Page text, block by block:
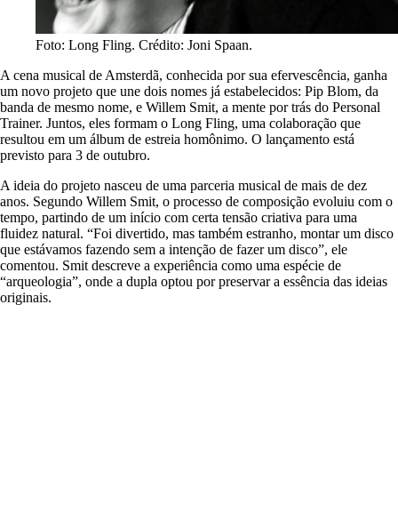
Foto: Long Fling. Crédito: Joni Spaan.
A cena musical de Amsterdã, conhecida por sua efervescência, ganha
um novo projeto que une dois nomes já estabelecidos: Pip Blom, da
banda de mesmo nome, e Willem Smit, a mente por trás do Personal
Trainer. Juntos, eles formam o Long Fling, uma colaboração que
resultou em um álbum de estreia homônimo. O lançamento está
previsto para 3 de outubro.
A ideia do projeto nasceu de uma parceria musical de mais de dez
anos. Segundo Willem Smit, o processo de composição evoluiu com o
tempo, partindo de um início com certa tensão criativa para uma
fluidez natural. “Foi divertido, mas também estranho, montar um disco
que estávamos fazendo sem a intenção de fazer um disco”, ele
comentou. Smit descreve a experiência como uma espécie de
“arqueologia”, onde a dupla optou por preservar a essência das ideias
originais.